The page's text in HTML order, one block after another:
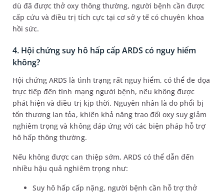
dù đã được thở oxy thông thường, người bệnh cần được
cấp cứu và điều trị tích cực tại cơ sở y tế có chuyên khoa
hồi sức.
4. Hội chứng suy hô hấp cấp ARDS có nguy hiểm
không?
Hội chứng ARDS là tình trạng rất nguy hiểm, có thể đe dọa
trực tiếp đến tính mạng người bệnh, nếu không được
phát hiện và điều trị kịp thời. Nguyên nhân là do phổi bị
tổn thương lan tỏa, khiến khả năng trao đổi oxy suy giảm
nghiêm trọng và không đáp ứng với các biện pháp hỗ trợ
hô hấp thông thường.
Nếu không được can thiệp sớm, ARDS có thể dẫn đến
nhiều hậu quả nghiêm trọng như:
Suy hô hấp cấp nặng, người bệnh cần hỗ trợ thở